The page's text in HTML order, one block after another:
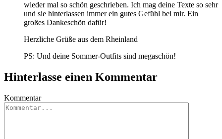
wieder mal so schön geschrieben. Ich mag deine Texte so sehr
und sie hinterlassen immer ein gutes Gefühl bei mir. Ein
großes Dankeschön dafür!
Herzliche Grüße aus dem Rheinland
PS: Und deine Sommer-Outfits sind megaschön!
Hinterlasse einen Kommentar
Kommentar